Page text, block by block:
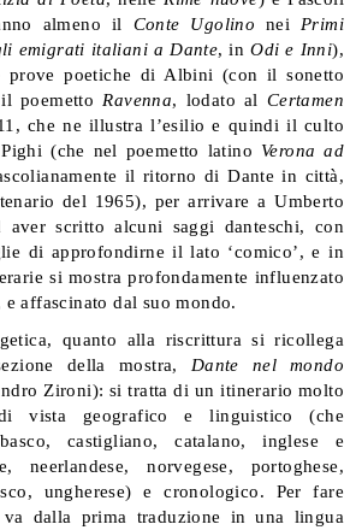
almeno il Conte Ugolino nei Primi
emigrati italiani a Dante, inOdi e Inni),
prove poetiche di Albini (con il sonetto
poemetto Ravenna, lodato al Certamen
che ne illustra l’esilio e quindi il culto
(che nel poemetto latino Verona ad
il ritorno di Dante in città,
del 1965), per arrivare a Umberto
aver scritto alcuni saggi danteschi, con
di approfondirne il lato ‘comico’, e in
si mostra profondamente influenzato
affascinato dal suo mondo.
quanto alla riscrittura si ricollega
della mostra, Dante nel mondo
Zironi): si tratta di un itinerario molto
vista geografico e linguistico (che
castigliano, catalano, inglese e
neerlandese, norvegese, portoghese,
ungherese) e cronologico. Per fare
va dalla prima traduzione in una lingua